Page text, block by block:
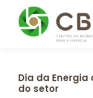
content
Dia da
do setor